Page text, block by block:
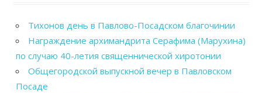
Тихонов день в Павлово-Посадском благочинии
Награждение архимандрита Серафима (Марухина)
по случаю 40-летия священнической хиротонии
Общегородской выпускной вечер в Павловском
Посаде